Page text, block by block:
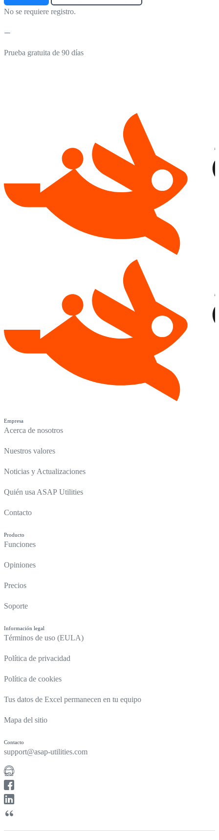
No se requiere registro.
Prueba gratuita de 90 días
Empresa
Acerca de nosotros
Nuestros valores
Noticias y Actualizaciones
Quién usa ASAP Utilities
Contacto
Producto
Funciones
Opiniones
Precios
Soporte
Información legal
Términos de uso (EULA)
Política de privacidad
Política de cookies
Tus datos de Excel permanecen en tu equipo
Mapa del sitio
Contacto
support@asap-utilities.com